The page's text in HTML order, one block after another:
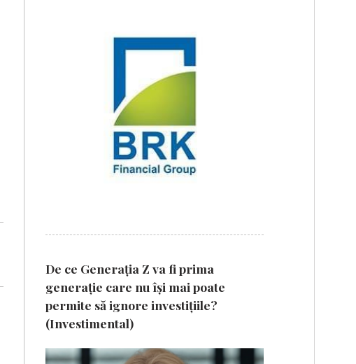
De ce Generația Z va fi prima
generație care nu își mai poate
permite să ignore investițiile?
(Investimental)